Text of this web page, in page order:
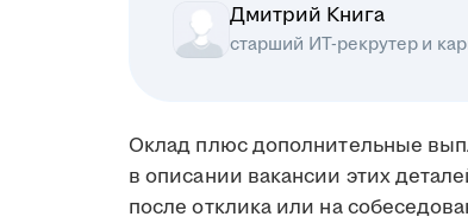
Дмитрий Книга
старший ИТ-рекрутер и
Оклад плюс дополнительные
в описании вакансии этих
после отклика или на